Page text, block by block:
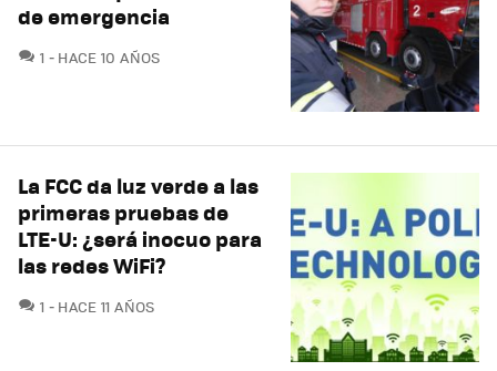
de emergencia
1 COMENTARIOS
HACE 10 AÑOS
La FCC da luz verde a las
primeras pruebas de
LTE-U: ¿será inocuo para
las redes WiFi?
1 COMENTARIOS
HACE 11 AÑOS